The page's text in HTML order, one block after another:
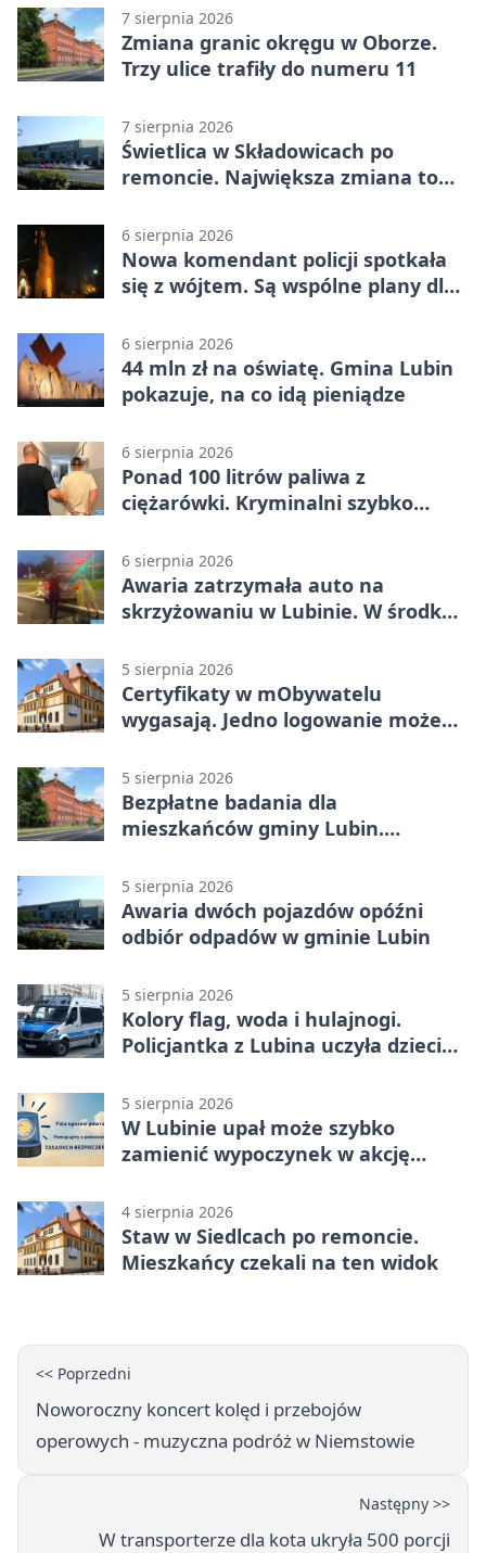
7 sierpnia 2026
Zmiana granic okręgu w Oborze.
Trzy ulice trafiły do numeru 11
7 sierpnia 2026
Świetlica w Składowicach po
remoncie. Największa zmiana to
6 sierpnia 2026
Nowa komendant policji spotkała
się z wójtem. Są wspólne plany dla
6 sierpnia 2026
44 mln zł na oświatę. Gmina Lubin
pokazuje, na co idą pieniądze
6 sierpnia 2026
Ponad 100 litrów paliwa z
ciężarówki. Kryminalni szybko
6 sierpnia 2026
Awaria zatrzymała auto na
skrzyżowaniu w Lubinie. W środku
5 sierpnia 2026
Certyfikaty w mObywatelu
wygasają. Jedno logowanie może
5 sierpnia 2026
Bezpłatne badania dla
mieszkańców gminy Lubin.
5 sierpnia 2026
Awaria dwóch pojazdów opóźni
odbiór odpadów w gminie Lubin
5 sierpnia 2026
Kolory flag, woda i hulajnogi.
Policjantka z Lubina uczyła dzieci
5 sierpnia 2026
W Lubinie upał może szybko
zamienić wypoczynek w akcję
4 sierpnia 2026
Staw w Siedlcach po remoncie.
Mieszkańcy czekali na ten widok
<< Poprzedni
Noworoczny koncert kolęd i przebojów
operowych - muzyczna podróż w Niemstowie
Następny >>
W transporterze dla kota ukryła 500 porcji